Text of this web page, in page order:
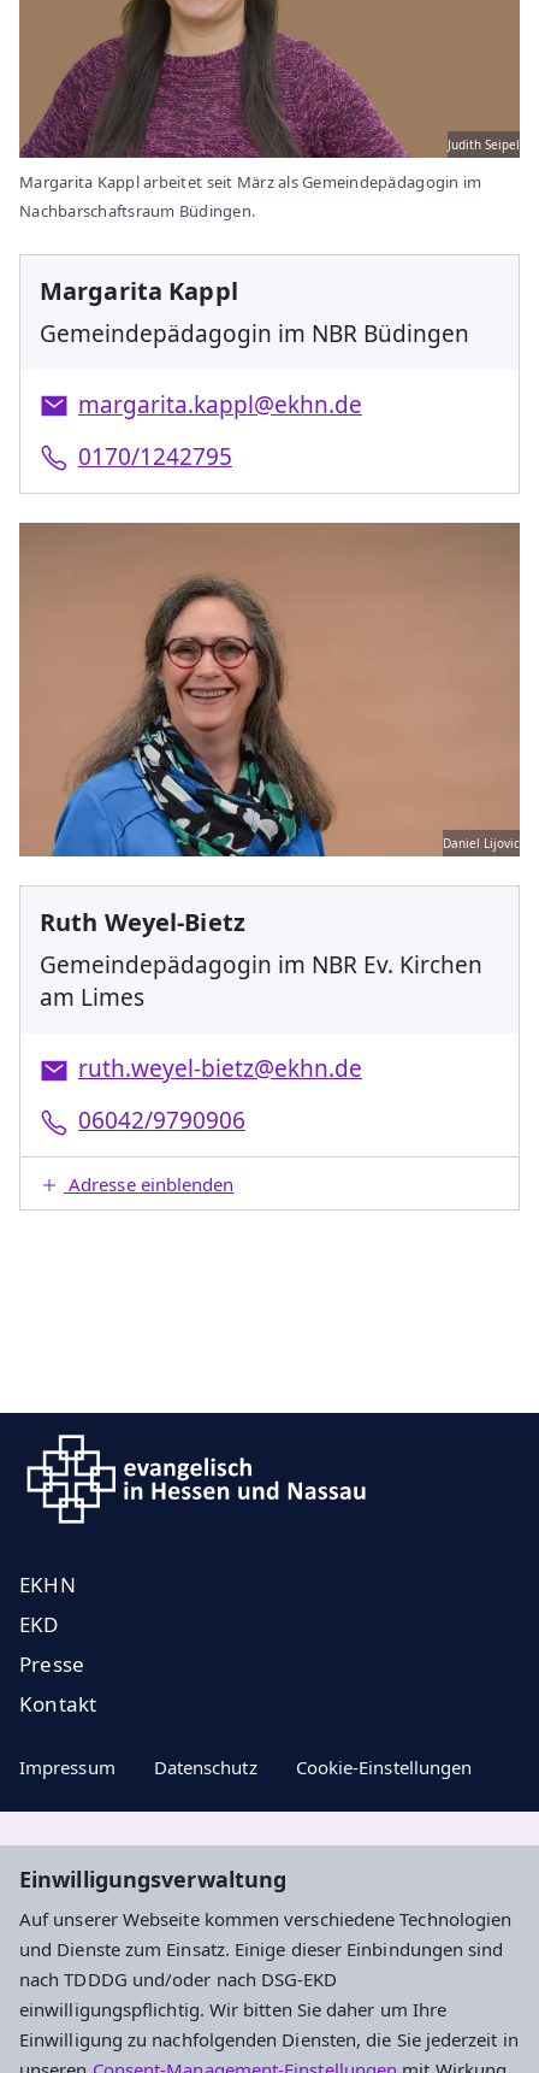
Einwilligungsverwaltung
Auf unserer Webseite kommen verschiedene Technologien
und Dienste zum Einsatz. Einige dieser Einbindungen sind
nach TDDDG und/oder nach DSG-EKD
einwilligungspflichtig. Wir bitten Sie daher um Ihre
Einwilligung zu nachfolgenden Diensten, die Sie jederzeit in
Judith Seipel
Margarita Kappl arbeitet seit März als Gemeindepädagogin im
Nachbarschaftsraum Büdingen.
Margarita Kappl
Gemeindepädagogin im NBR Büdingen
margarita.kappl@ekhn.de
0170/1242795
Daniel Lijovic
Ruth Weyel-Bietz
Gemeindepädagogin im NBR Ev. Kirchen
am Limes
ruth.weyel-bietz@ekhn.de
06042/9790906
Adresse einblenden
EKHN
EKD
Presse
Kontakt
Impressum Datenschutz Cookie-Einstellungen
Aktuelle Nachrichten, geistige Impulse ...
Newsletter entdecken
Adresse